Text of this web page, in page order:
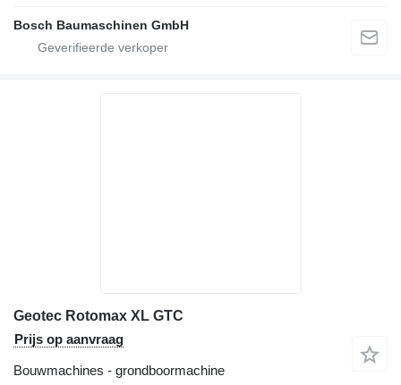
Bosch Baumaschinen GmbH
Geotec Rotomax XL GTC
Prijs op aanvraag
Bouwmachines - grondboormachine